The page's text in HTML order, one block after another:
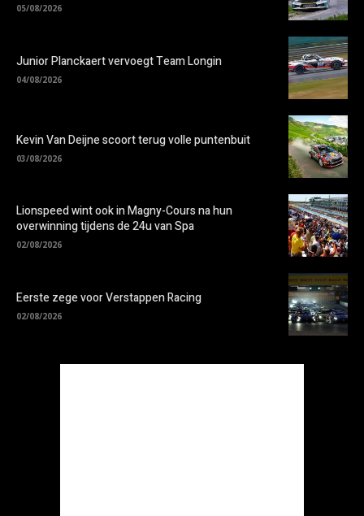
05/08/2026
Junior Planckaert vervoegt Team Longin
04/08/2026
Kevin Van Deijne scoort terug volle puntenbuit
03/08/2026
Lionspeed wint ook in Magny-Cours na hun
overwinning tijdens de 24u van Spa
02/08/2026
Eerste zege voor Verstappen Racing
02/08/2026